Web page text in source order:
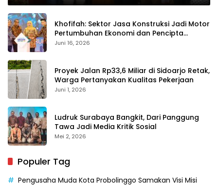
Khofifah: Sektor Jasa Konstruksi Jadi Motor
Pertumbuhan Ekonomi dan Pencipta
Lapangan Kerja
Juni 16, 2026
Proyek Jalan Rp33,6 Miliar di Sidoarjo Retak,
Warga Pertanyakan Kualitas Pekerjaan
Juni 1, 2026
Ludruk Surabaya Bangkit, Dari Panggung
Tawa Jadi Media Kritik Sosial
Mei 2, 2026
Populer Tag
Pengusaha Muda Kota Probolinggo Samakan Visi Misi